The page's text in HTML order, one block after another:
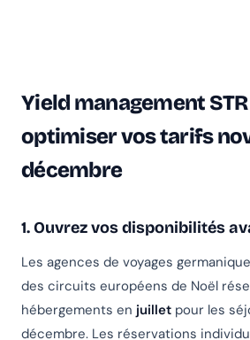
Yield management
optimiser vos tarifs
décembre
1. Ouvrez vos disponibilités
Les agences de voyages
des circuits européens de Noël
hébergements en juillet pour les
décembre. Les réservations